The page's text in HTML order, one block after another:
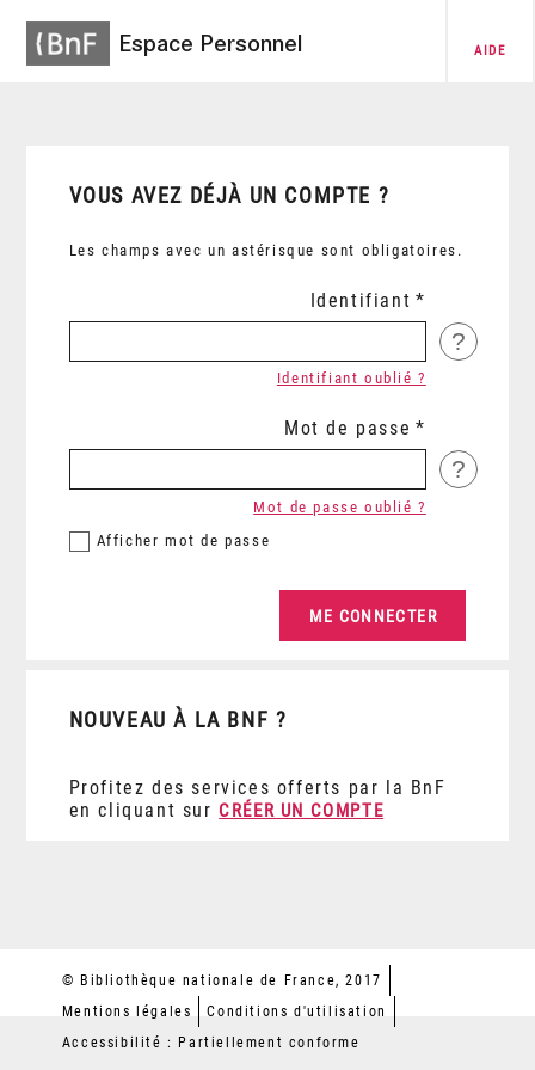
Espace Personnel AIDE
VOUS AVEZ DÉJÀ UN COMPTE ?
Les champs avec un astérisque sont obligatoires.
Identifiant
?
Identifiant oublié ?
Mot de passe
?
Afficher mot de passe
Mot de passe oublié ?
NOUVEAU À LA BNF ?
Profitez des services offerts par la BnF
en cliquant sur CRÉER UN COMPTE
© Bibliothèque nationale de France, 2017
Mentions légales
Conditions d'utilisation
Accessibilité : Partiellement conforme